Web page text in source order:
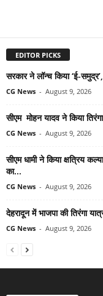
EDITOR PICKS
सरकार ने लॉन्च किया ‘ई-
CG News - August 9, 2026
सीएम मोहन यादव ने किया
CG News - August 9, 2026
सीएम धामी ने किया क्षत्रिय
का...
CG News - August 9, 2026
देहरादून में भाजपा की तिरंगा
CG News - August 9, 2026